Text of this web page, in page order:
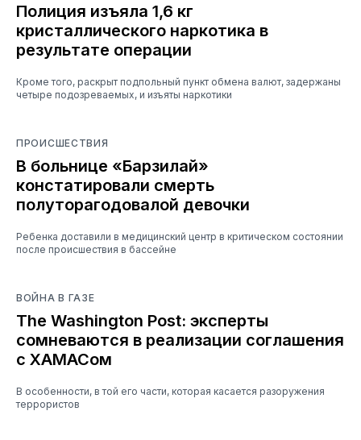
Полиция изъяла 1,6 кг
кристаллического наркотика в
результате операции
Кроме того, раскрыт подпольный пункт обмена валют, задержаны
четыре подозреваемых, и изъяты наркотики
ПРОИСШЕСТВИЯ
В больнице «Барзилай»
констатировали смерть
полуторагодовалой девочки
Ребенка доставили в медицинский центр в критическом состоянии
после происшествия в бассейне
ВОЙНА В ГАЗЕ
The Washington Post: эксперты
сомневаются в реализации соглашения
с ХАМАСом
В особенности, в той его части, которая касается разоружения
террористов